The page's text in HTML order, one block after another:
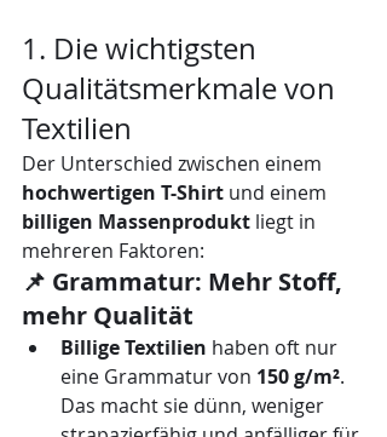
1. Die wichtigsten
Qualitätsmerkmale von
Textilien
Der Unterschied zwischen einem
hochwertigen T-Shirt und einem
billigen Massenprodukt liegt in
mehreren Faktoren:
📌 Grammatur: Mehr Stoff,
mehr Qualität
Billige Textilien haben oft nur
eine Grammatur von 150 g/m².
Das macht sie dünn, weniger